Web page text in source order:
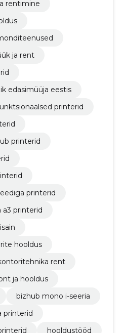
rentimine
ja rent
edasimüüja eestis
printerid
printerid
printerid
printerid
hooldus
rent
ja hooldus
bizhub mono i-seeria
printerid
hooldustööd